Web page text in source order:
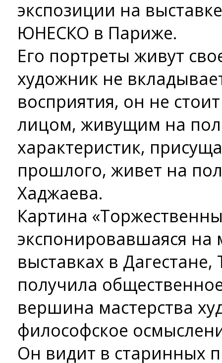
экспозиции на
ЮНЕСКО в Париже.
Его портреты живут
художник не
восприятия, он не
лицом, живущим на
характеристик,
прошлого, живет на
Хаджаева.
Картина
экспонировавшаяся на
выставках в
получила
вершина мастерства
философское
Он видит в старинных